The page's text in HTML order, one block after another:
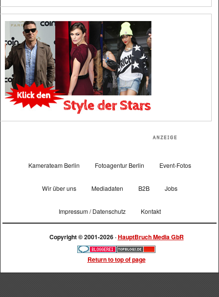
Kamerateam Berlin Fotoagentur Berlin Event-Fotos
Wir über uns Mediadaten B2B Jobs
Impressum / Datenschutz Kontakt
Copyright © 2001-2026 ·HauptBruch Media GbR
Return to top of page